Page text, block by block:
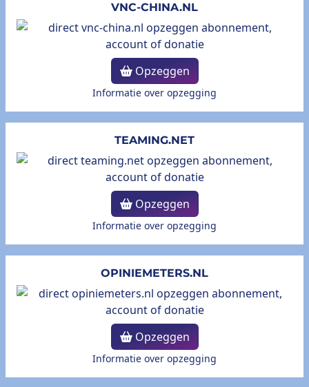
VNC-CHINA.NL
Opzeggen
Informatie over opzegging
TEAMING.NET
Opzeggen
Informatie over opzegging
OPINIEMETERS.NL
Opzeggen
Informatie over opzegging